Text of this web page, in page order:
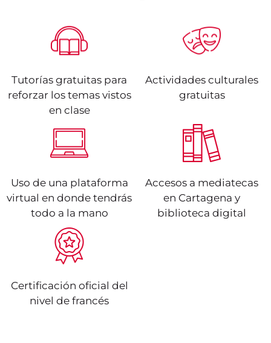
Tutorías gratuitas para
reforzar los temas vistos
en clase
Actividades culturales
gratuitas
Uso de una plataforma
virtual en donde tendrás
todo a la mano
Accesos a mediatecas
en Cartagena y
biblioteca digital
Certificación oficial del
nivel de francés